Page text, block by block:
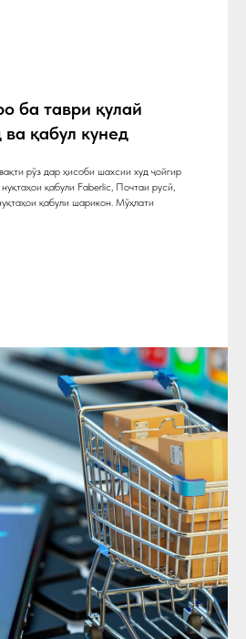
ба таври қулай
қабул кунед
рӯз дар ҳисоби шахсии худ ҷойгир
қабули Faberlic, Почтаи русӣ,
қабули шарикон. Мӯҳлати